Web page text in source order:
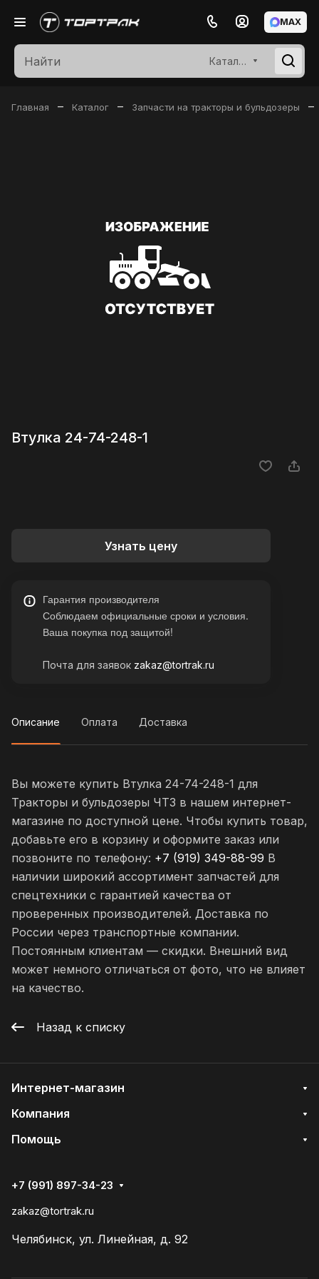
Каталог
MAX
Главная – Каталог – Запчасти на тракторы и бульдозеры –
Втулка 24-74-248-1
Узнать цену
Гарантия производителя
Соблюдаем официальные сроки и условия.
Ваша покупка под защитой!
Почта для заявок zakaz@tortrak.ru
Описание Оплата Доставка
Вы можете купить Втулка 24-74-248-1 для
Тракторы и бульдозеры ЧТЗ в нашем интернет-
магазине по доступной цене. Чтобы купить товар,
добавьте его в корзину и оформите заказ или
позвоните по телефону: +7 (919) 349-88-99 В
наличии широкий ассортимент запчастей для
спецтехники с гарантией качества от
проверенных производителей. Доставка по
России через транспортные компании.
Постоянным клиентам — скидки. Внешний вид
может немного отличаться от фото, что не влияет
на качество.
Назад к списку
Интернет-магазин
Компания
Помощь
+7 (991) 897-34-23
zakaz@tortrak.ru
Челябинск, ул. Линейная, д. 92